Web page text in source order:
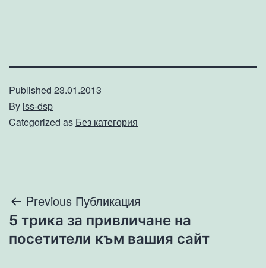
Published 23.01.2013
By iss-dsp
Categorized as Без категория
Навигация
Previous Публикация
5 трика за привличане на
посетители към вашия сайт